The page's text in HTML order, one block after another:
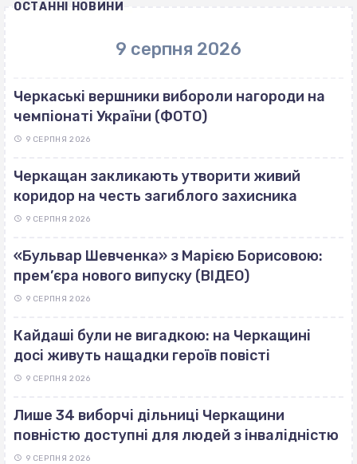
ОСТАННІ НОВИНИ
9 серпня 2026
Черкаські вершники вибороли нагороди на
чемпіонаті України (ФОТО)
9 СЕРПНЯ 2026
Черкащан закликають утворити живий
коридор на честь загиблого захисника
9 СЕРПНЯ 2026
«Бульвар Шевченка» з Марією Борисовою:
прем’єра нового випуску (ВІДЕО)
9 СЕРПНЯ 2026
Кайдаші були не вигадкою: на Черкащині
досі живуть нащадки героїв повісті
9 СЕРПНЯ 2026
Лише 34 виборчі дільниці Черкащини
повністю доступні для людей з інвалідністю
9 СЕРПНЯ 2026